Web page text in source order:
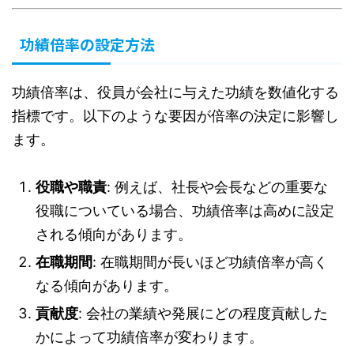
功績倍率の設定方法
功績倍率は、役員が会社に与えた功績を数値化する
指標です。以下のような要因が倍率の決定に影響し
ます。
役職や職責: 例えば、社長や会長などの重要な
役職についている場合、功績倍率は高めに設定
される傾向があります。
在職期間: 在職期間が長いほど功績倍率が高く
なる傾向があります。
貢献度: 会社の業績や発展にどの程度貢献した
かによって功績倍率が変わります。